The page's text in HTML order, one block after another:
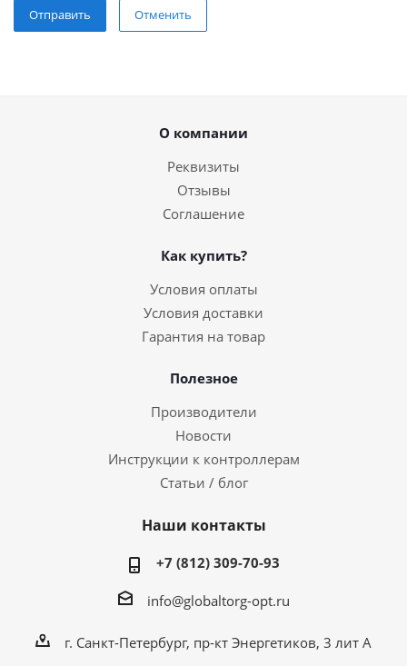
Отправить Отменить
О компании
Реквизиты
Отзывы
Соглашение
Как купить?
Условия оплаты
Условия доставки
Гарантия на товар
Полезное
Производители
Новости
Инструкции к контроллерам
Статьи / блог
Наши контакты
+7 (812) 309-70-93
info@globaltorg-opt.ru
г. Санкт-Петербург, пр-кт Энергетиков, 3 лит А